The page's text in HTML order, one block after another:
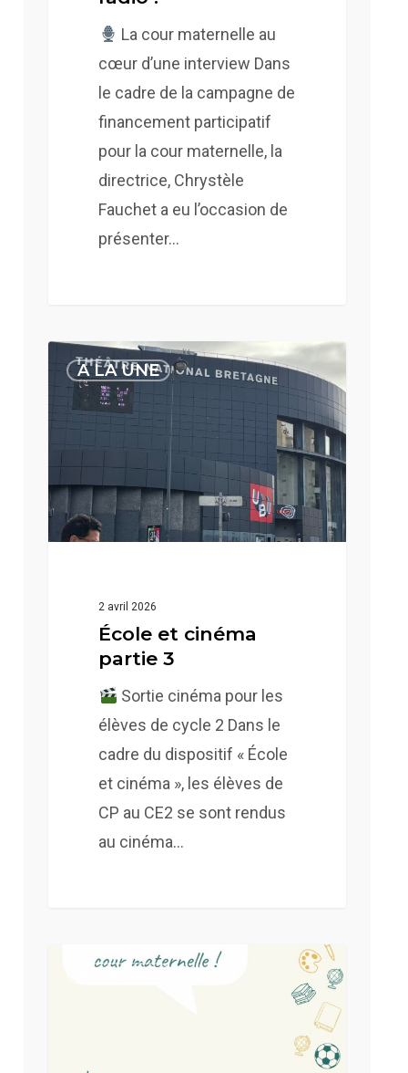
La cour maternelle au
cœur d’une interview Dans
le cadre de la campagne de
financement participatif
pour la cour maternelle, la
directrice, Chrystèle
Fauchet a eu l’occasion de
présenter…
A LA UNE
École
et
cinéma
2 avril 2026
École et cinéma
partie 3
Sortie cinéma pour les
élèves de cycle 2 Dans le
cadre du dispositif « École
et cinéma », les élèves de
CP au CE2 se sont rendus
au cinéma…
A LA UNE
Campagne